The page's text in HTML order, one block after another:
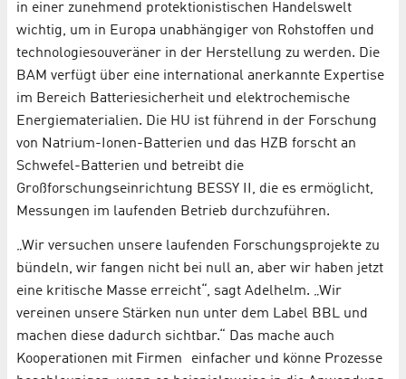
in einer zunehmend protektionistischen Handelswelt
wichtig, um in Europa unabhängiger von Rohstoffen und
technologiesouveräner in der Herstellung zu werden. Die
BAM verfügt über eine international anerkannte Expertise
im Bereich Batteriesicherheit und elektrochemische
Energiematerialien. Die HU ist führend in der Forschung
von Natrium-Ionen-Batterien und das HZB forscht an
Schwefel-Batterien und betreibt die
Großforschungseinrichtung BESSY II, die es ermöglicht,
Messungen im laufenden Betrieb durchzuführen.
„Wir versuchen unsere laufenden Forschungsprojekte zu
bündeln, wir fangen nicht bei null an, aber wir haben jetzt
eine kritische Masse erreicht“, sagt Adelhelm. „Wir
vereinen unsere Stärken nun unter dem Label BBL und
machen diese dadurch sichtbar.“ Das mache auch
Kooperationen mit Firmen einfacher und könne Prozesse